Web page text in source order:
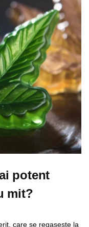
potent
mit?
care se regaseste la